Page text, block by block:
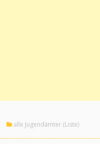
alle Jugendämter (Liste)